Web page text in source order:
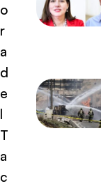
o
r
a
d
e
l
T
a
c